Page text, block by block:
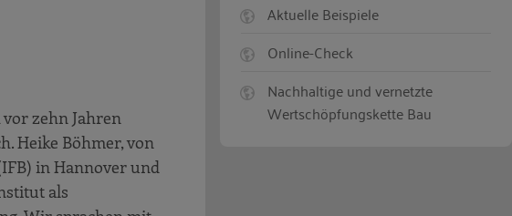
zehn Jahren
Heike Böhmer, von
in Hannover und
als
Aktuelle Beispiele
Online-Check
Nachhaltige und vernetzte
Wertschöpfungskette Bau